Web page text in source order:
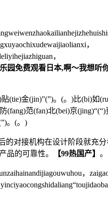
，
，
乐园免费观看日本,啊～我想
(tie)金(jin)”(”)。(。)比(bi)如
(fang)范(fan)北(bei)京
。(。)
对接机构在设计阶段就充分
品的可靠性。
【99热国产】 。
，